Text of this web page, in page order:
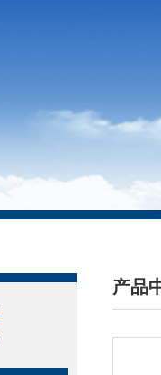
产品
/